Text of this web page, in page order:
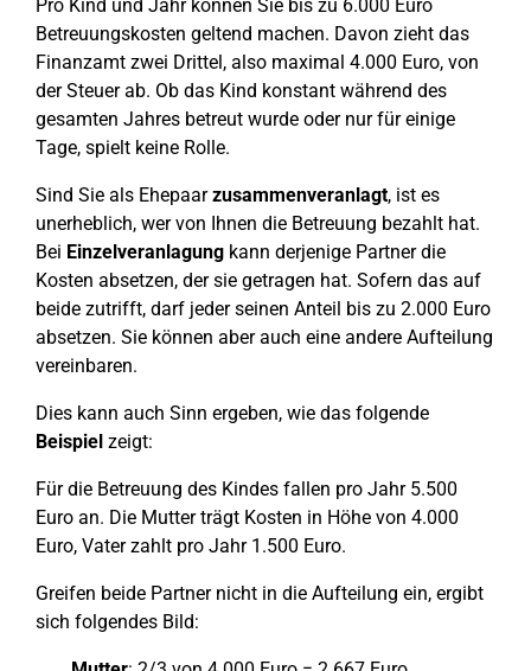
Pro Kind und Jahr können Sie bis zu 6.000 Euro
Betreuungskosten geltend machen. Davon zieht das
Finanzamt zwei Drittel, also maximal 4.000 Euro, von
der Steuer ab. Ob das Kind konstant während des
gesamten Jahres betreut wurde oder nur für einige
Tage, spielt keine Rolle.
Sind Sie als Ehepaarzusammenveranlagt, ist es
unerheblich, wer von Ihnen die Betreuung bezahlt hat.
Bei Einzelveranlagung kann derjenige Partner die
Kosten absetzen, der sie getragen hat. Sofern das auf
beide zutrifft, darf jeder seinen Anteil bis zu 2.000 Euro
absetzen. Sie können aber auch eine andere Aufteilung
vereinbaren.
Dies kann auch Sinn ergeben, wie das folgende
Beispiel zeigt:
Für die Betreuung des Kindes fallen pro Jahr 5.500
Euro an. Die Mutter trägt Kosten in Höhe von 4.000
Euro, Vater zahlt pro Jahr 1.500 Euro.
Greifen beide Partner nicht in die Aufteilung ein, ergibt
sich folgendes Bild: